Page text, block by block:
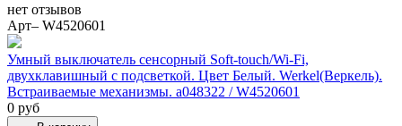
нет отзывов
Арт– W4520601
Умный выключатель сенсорный Soft-touch/Wi-Fi,
двухклавишный с подсветкой. Цвет Белый. Werkel(Веркель).
Встраиваемые механизмы. a048322 / W4520601
0 руб